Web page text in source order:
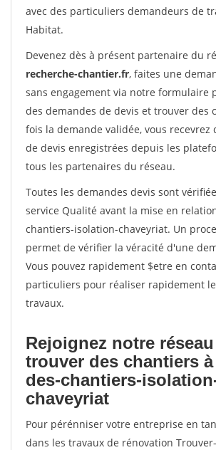
avec des particuliers demandeurs de
Habitat.
Devenez dès à présent partenaire du
recherche-chantier.fr, faites une
sans engagement via notre formulaire
des demandes de devis et trouver des
fois la demande validée, vous recevrez
de devis enregistrées depuis les
tous les partenaires du réseau.
Toutes les demandes devis sont
service Qualité avant la mise en
chantiers-isolation-chaveyriat. Un
permet de vérifier la véracité d'une
Vous pouvez rapidement $etre en
particuliers pour réaliser rapidement
travaux.
Rejoignez notre
trouver des chantiers
des-chantiers-
chaveyriat
Pour pérénniser votre entreprise en
dans les travaux de rénovation